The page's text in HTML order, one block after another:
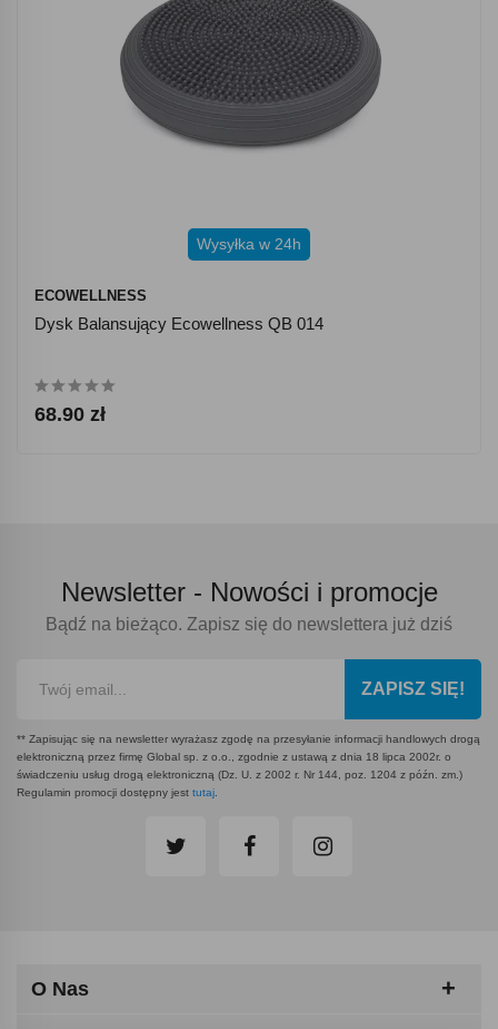
Wysyłka w 24h
ECOWELLNESS
Dysk Balansujący Ecowellness QB 014
68.90 zł
Newsletter - Nowości i promocje
Bądź na bieżąco. Zapisz się do newslettera już dziś
ZAPISZ SIĘ!
** Zapisując się na newsletter wyrażasz zgodę na przesyłanie informacji handlowych drogą
elektroniczną przez firmę Global sp. z o.o., zgodnie z ustawą z dnia 18 lipca 2002r. o
świadczeniu usług drogą elektroniczną (Dz. U. z 2002 r. Nr 144, poz. 1204 z późn. zm.)
Regulamin promocji dostępny jest tutaj
O Nas